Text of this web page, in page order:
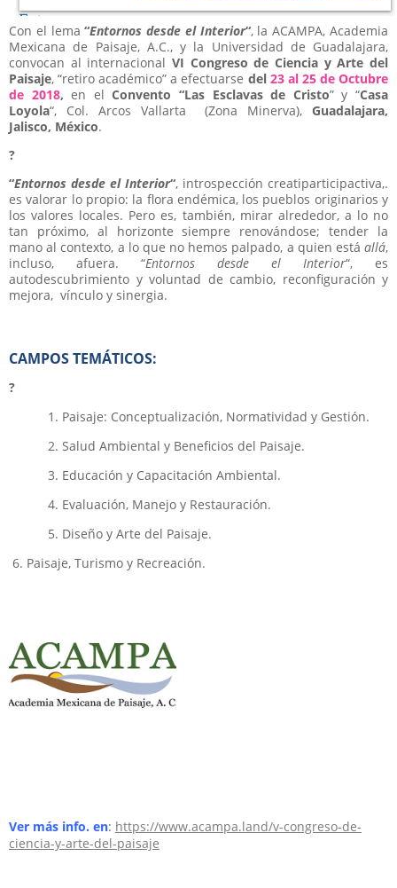
Con el lema“Entornos desde el Interior“, la ACAMPA, Academia
Mexicana de Paisaje, A.C., y la Universidad de Guadalajara,
convocan al internacional VI Congreso de Ciencia y Arte del
Paisaje, “retiro académico” a efectuarse del 23 al 25 de Octubre
de 2018,en elConvento “Las Esclavas de Cristo” y “Casa
Loyola“, Col. Arcos Vallarta (Zona Minerva), Guadalajara,
Jalisco, México.
?
“Entornos desde el Interior“, introspección creatiparticipactiva,.
es valorar lo propio: la flora endémica, los pueblos originarios y
los valores locales. Pero es, también, mirar alrededor, a lo no
tan próximo, al horizonte siempre renovándose; tender la
mano al contexto, a lo que no hemos palpado, a quien está allá,
incluso, afuera. “Entornos desde el Interior“, es
autodescubrimiento y voluntad de cambio, reconfiguración y
mejora, vínculo y sinergia.
CAMPOS TEMÁTICOS:
?
Paisaje: Conceptualización, Normatividad y Gestión.
Salud Ambiental y Beneficios del Paisaje.
Educación y Capacitación Ambiental.
Evaluación, Manejo y Restauración.
Diseño y Arte del Paisaje.
6. Paisaje, Turismo y Recreación.
Ver más info. en: https://www.acampa.land/v-congreso-de-
ciencia-y-arte-del-paisaje